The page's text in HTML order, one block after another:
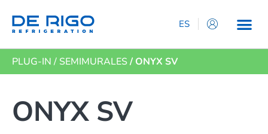
ES
IT
PLUG-IN / SEMIMURALES/ ONYX SV
ONYX SV